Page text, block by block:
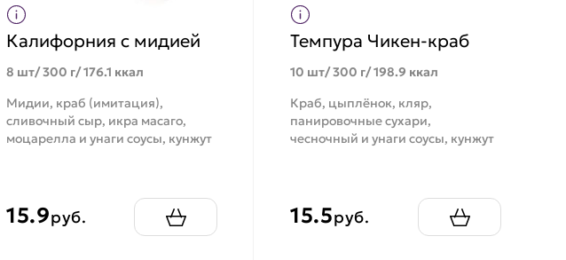
Калифорния с мидией
8 шт/ 300 г/ 176.1 ккал
Мидии, краб (имитация),
сливочный сыр, икра масаго,
моцарелла и унаги соусы, кунжут
15.9руб.
Темпура Чикен-краб
10 шт/ 300 г/ 198.9 ккал
Краб, цыплёнок, кляр,
панировочные сухари,
чесночный и унаги соусы, кунжут
15.5руб.